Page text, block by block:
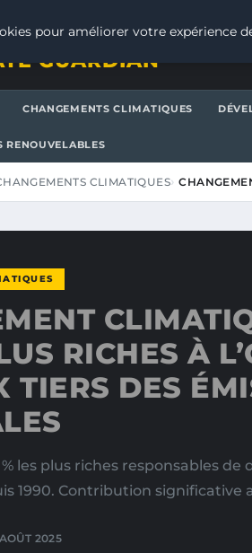
GUARDIAN
CHANGEMENTS CLIMATIQUES
RENOUVELABLES
CLIMATIQUES
RICHES À
TIERS DES
% les plus riches responsables
1990. Contribution significative
2025
pour améliorer votre expérience